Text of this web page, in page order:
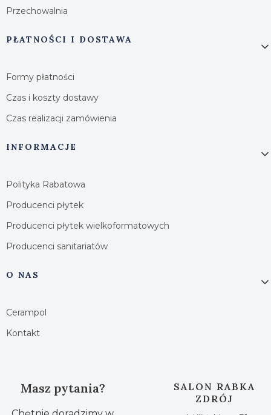
Przechowalnia
PŁATNOŚCI I DOSTAWA
Formy płatności
Czas i koszty dostawy
Czas realizacji zamówienia
INFORMACJE
Polityka Rabatowa
Producenci płytek
Producenci płytek wielkoformatowych
Producenci sanitariatów
O NAS
Cerampol
Kontakt
Masz pytania?
SALON RABKA
ZDRÓJ